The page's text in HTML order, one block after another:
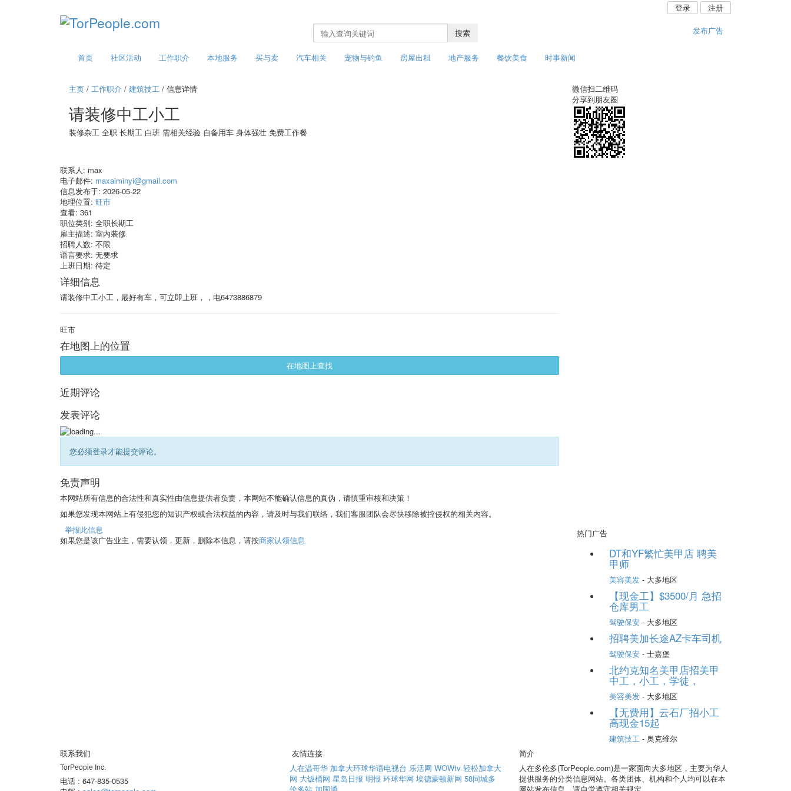
搜索
登录 注册
发布广告
首页 社区活动 工作职介 本地服务 买与卖 汽车相关 宠物与钓鱼 房屋出租 地产服务 餐饮美食 时事新闻
主页 / 工作职介 / 建筑技工 / 信息详情
请装修中工小工
装修杂工 全职 长期工 白班 需相关经验 自备用车 身体强壮 免费工作餐
微信扫二维码
分享到朋友圈
联系人: max
电子邮件: maxaiminyi@gmail.com
信息发布于: 2026-05-22
地理位置: 旺市
查看: 361
职位类别: 全职长期工
雇主描述: 室内装修
招聘人数: 不限
语言要求: 无要求
上班日期: 待定
详细信息
请装修中工小工，最好有车，可立即上班，，电6473886879
旺市
在地图上的位置
在地图上查找
近期评论
发表评论
您必须登录才能提交评论。
免责声明
本网站所有信息的合法性和真实性由信息提供者负责，本网站不能确认信息的真伪，请慎重审核和决策！
如果您发现本网站上有侵犯您的知识产权或合法权益的内容，请及时与我们联络，我们客服团队会尽快移除被控侵权的相关内容。
举报此信息
如果您是该广告业主，需要认领，更新，删除本信息，请按商家认领信息
热门广告
DT和YF繁忙美甲店 聘美
甲师
美容美发- 大多地区
【现金工】$3500/月 急招
仓库男工
驾驶保安- 大多地区
招聘美加长途AZ卡车司机
驾驶保安- 士嘉堡
北约克知名美甲店招美甲
中工，小工，学徒，
美容美发- 大多地区
【无费用】云石厂招小工
高现金15起
建筑技工- 奥克维尔
联系我们
TorPeople Inc.
电话 : 647-835-0535
友情连接
人在温哥华 加拿大环球华语电视台 乐活网 WOWtv 轻松加拿大
网 大饭桶网 星岛日报 明报 环球华网 埃德蒙顿新网 58同城多
简介
人在多伦多(TorPeople.com)是一家面向大多地区，主要为华人
提供服务的分类信息网站。各类团体、机构和个人均可以在本